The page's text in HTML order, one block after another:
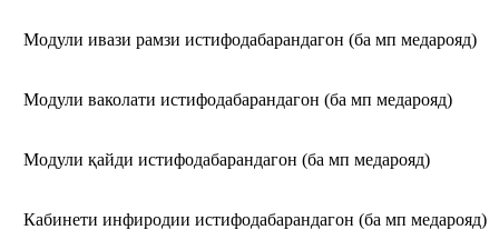
Модули ивази рамзи истифодабарандагон (ба мп медарояд)
Модули ваколати истифодабарандагон (ба мп медарояд)
Модули қайди истифодабарандагон (ба мп медарояд)
Кабинети инфиродии истифодабарандагон (ба мп медарояд)